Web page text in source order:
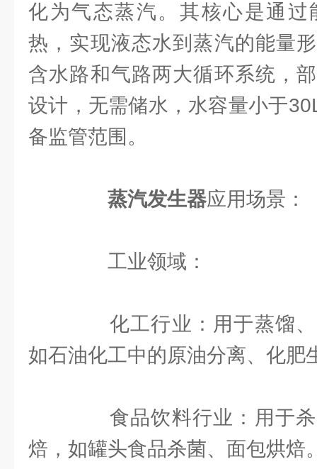
化为气态蒸汽。其核心是通过
热，实现液态水到蒸汽的能量
含水路和气路两大循环系统，
设计，无需储水，水容量小于
备监管范围。
蒸汽发生器应用场景：
工业领域：
化工行业：用于蒸馏、
如石油化工中的原油分离、化肥
食品饮料行业：用于杀
焙，如罐头食品杀菌、面包烘焙